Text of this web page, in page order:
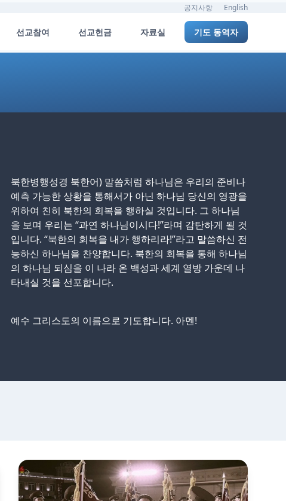
공지사항 English
선교참여 선교헌금 자료실 기도 동역자
북한병행성경 북한어) 말씀처럼 하나님은 우리의 준비나
예측 가능한 상황을 통해서가 아닌 하나님 당신의 영광을
위하여 친히 북한의 회복을 행하실 것입니다. 그 하나님
을 보며 우리는 “과연 하나님이시다!”라며 감탄하게 될 것
입니다. “북한의 회복을 내가 행하리라!”라고 말씀하신 전
능하신 하나님을 찬양합니다. 북한의 회복을 통해 하나님
의 하나님 되심을 이 나라 온 백성과 세계 열방 가운데 나
타내실 것을 선포합니다.
예수 그리스도의 이름으로 기도합니다. 아멘!